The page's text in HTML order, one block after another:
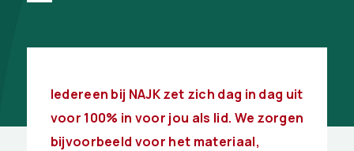
Iedereen bij NAJK zet zich dag in dag uit
voor 100% in voor jou als lid. We zorgen
bijvoorbeeld voor het materiaal,